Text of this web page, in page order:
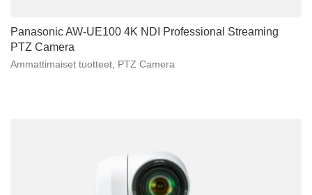
Panasonic AW-UE100 4K NDI Professional Streaming
PTZ Camera
Ammattimaiset tuotteet PTZ Camera